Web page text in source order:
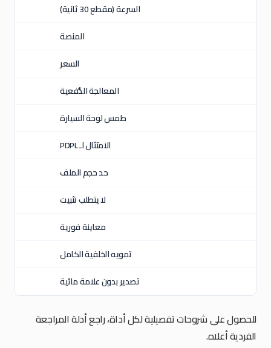
السرعة (مقطع 30 ثانية)
المنصة
السعر
المعالجة الدُّفعية
طمس لوحة السيارة
الامتثال لـ PDPL
حد حجم الملف
لا يتطلب تثبيت
معاينة فورية
تمويه الخلفية الكامل
تصدير بدون علامة مائية
للحصول على شروحات تفصيلية لكل أداة، راجع أدلة المراجعة
الفردية أعلاه.